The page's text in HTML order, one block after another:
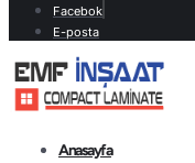
Facebok
E-posta
Anasayfa